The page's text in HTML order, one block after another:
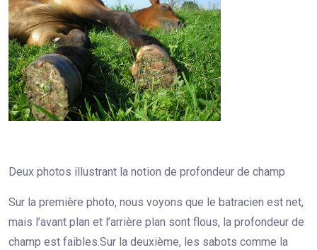
Deux photos illustrant la notion de profondeur de champ
Sur la première photo, nous voyons que le batracien est net,
mais l’avant plan et l’arrière plan sont flous, la profondeur de
champ est faibles.Sur la deuxième, les sabots comme la